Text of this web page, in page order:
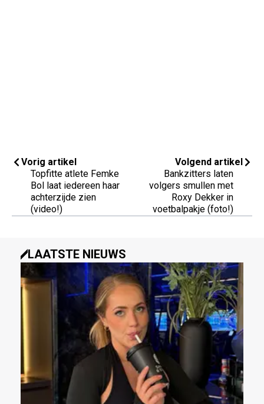
Vorig artikel
Topfitte atlete Femke
Bol laat iedereen haar
achterzijde zien
(video!)
Volgend artikel
Bankzitters laten
volgers smullen met
Roxy Dekker in
voetbalpakje (foto!)
LAATSTE NIEUWS